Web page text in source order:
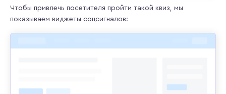
Чтобы привлечь посетителя пройти такой квиз, мы
показываем виджеты соцсигналов: